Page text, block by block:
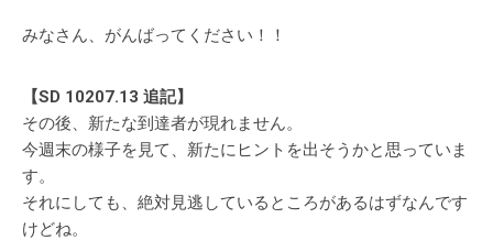
みなさん、がんばってください！！
【SD 10207.13 追記】
その後、新たな到達者が現れません。
今週末の様子を見て、新たにヒントを出そうかと思っていま
す。
それにしても、絶対見逃しているところがあるはずなんです
けどね。